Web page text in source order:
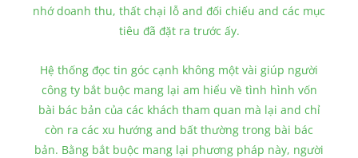
nhớ doanh thu, thất chại lỗ and đối chiếu and các mục
tiêu đã đặt ra trước ấy.
Hệ thống đọc tin góc cạnh không một vài giúp người
công ty bắt buộc mang lại am hiểu về tình hình vốn
bài bác bản của các khách tham quan mà lại and chỉ
còn ra các xu hướng and bất thường trong bài bác
bản. Bằng bắt buộc mang lại phương pháp này, người